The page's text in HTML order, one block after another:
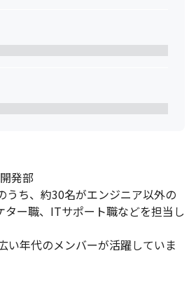
始まり、HRtech企業として再発進して
発部
うち、約30名がエンジニア以外の
ター職、ITサポート職などを担当し
い年代のメンバーが活躍していま